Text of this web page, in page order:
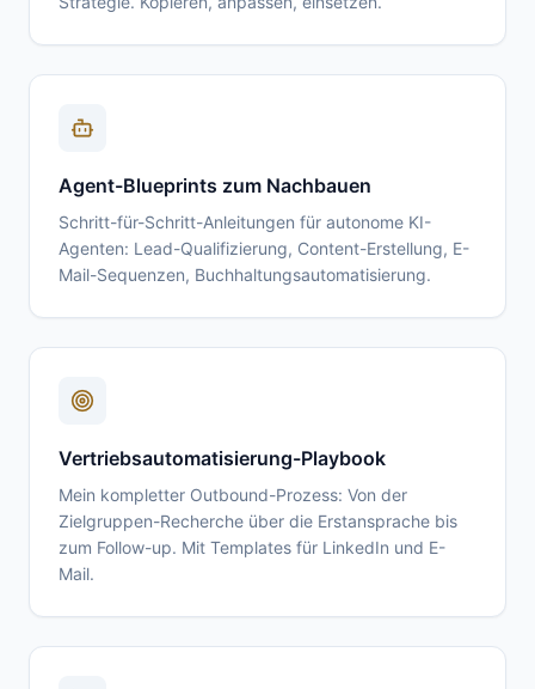
Agent-Blueprints zum Nachbauen
Schritt-für-Schritt-Anleitungen für autonome KI-
Agenten: Lead-Qualifizierung, Content-Erstellung, E-
Mail-Sequenzen, Buchhaltungsautomatisierung.
Vertriebsautomatisierung-Playbook
Mein kompletter Outbound-Prozess: Von der
Zielgruppen-Recherche über die Erstansprache bis
zum Follow-up. Mit Templates für LinkedIn und E-
Mail.